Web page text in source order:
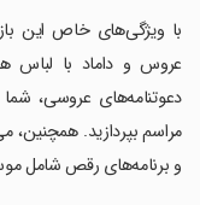
‏با ویژگی‌های خاص این
عروس و داماد با لباس
دعوتنامه‌های عروسی،
مراسم بپردازید. همچنین،
و برنامه‌های رقص شامل